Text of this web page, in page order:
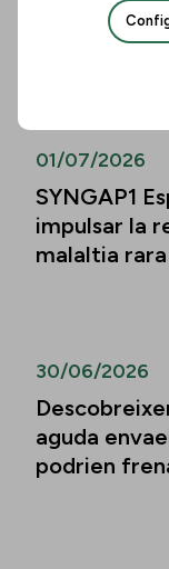
persones
01/07/2026
SYNGAP1
impulsar la
malaltia rara
30/06/2026
aguda
podrien